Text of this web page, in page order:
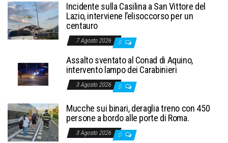
Incidente sulla Casilina a San Vittore del
Lazio, interviene l’elisoccorso per un
centauro
7 Agosto 2026 0
Assalto sventato al Conad di Aquino,
intervento lampo dei Carabinieri
3 Agosto 2026 0
Mucche sui binari, deraglia treno con 450
persone a bordo alle porte di Roma.
3 Agosto 2026 0